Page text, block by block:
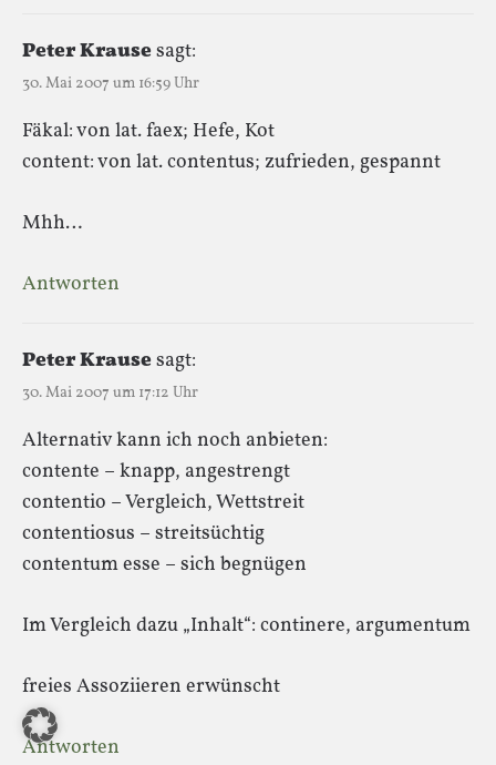
Peter Krausesagt:
30. Mai 2007 um 16:59 Uhr
Fäkal: von lat. faex; Hefe, Kot
content: von lat. contentus; zufrieden, gespannt
Mhh…
Antworten
Peter Krausesagt:
30. Mai 2007 um 17:12 Uhr
Alternativ kann ich noch anbieten:
contente – knapp, angestrengt
contentio – Vergleich, Wettstreit
contentiosus – streitsüchtig
contentum esse – sich begnügen
Im Vergleich dazu „Inhalt“: continere, argumentum
freies Assoziieren erwünscht
Antworten